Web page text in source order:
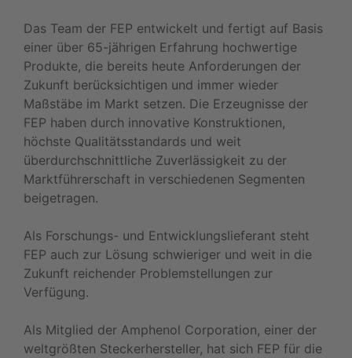
Das Team der FEP entwickelt und fertigt auf Basis
einer über 65-jährigen Erfahrung hochwertige
Produkte, die bereits heute Anforderungen der
Zukunft berücksichtigen und immer wieder
Maßstäbe im Markt setzen. Die Erzeugnisse der
FEP haben durch innovative Konstruktionen,
höchste Qualitätsstandards und weit
überdurchschnittliche Zuverlässigkeit zu der
Marktführerschaft in verschiedenen Segmenten
beigetragen.
Als Forschungs- und Entwicklungslieferant steht
FEP auch zur Lösung schwieriger und weit in die
Zukunft reichender Problemstellungen zur
Verfügung.
Als Mitglied der Amphenol Corporation, einer der
weltgrößten Steckerhersteller, hat sich FEP für die